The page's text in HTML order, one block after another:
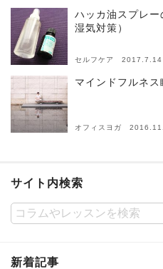
ハッカ油スプレー
湿気対策）
セルフケア 2017.7.14
マインドフルネ
オフィスヨガ
サイト内検索
新着記事